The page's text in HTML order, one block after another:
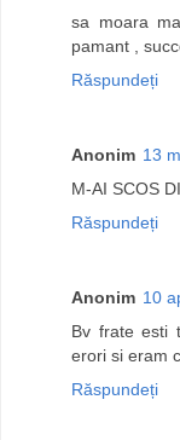
sa moara
pamant ,
Răspundeți
Anonim 13
M-AI SCOS
Răspundeți
Anonim 10
Bv frate esti
erori si eram
Răspundeți